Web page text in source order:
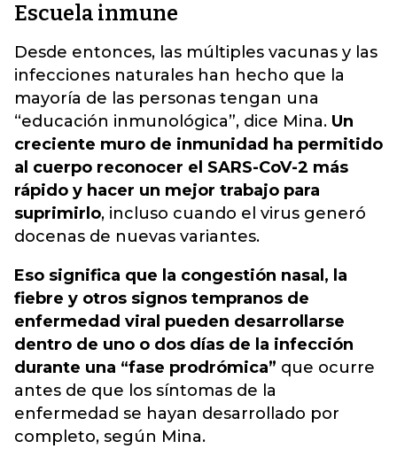
Escuela inmune
Desde entonces, las múltiples vacunas y las
infecciones naturales han hecho que la
mayoría de las personas tengan una
“educación inmunológica”, dice Mina. Un
creciente muro de inmunidad ha permitido
al cuerpo reconocer el SARS-CoV-2 más
rápido y hacer un mejor trabajo para
suprimirlo, incluso cuando el virus generó
docenas de nuevas variantes.
Eso significa que la congestión nasal, la
fiebre y otros signos tempranos de
enfermedad viral pueden desarrollarse
dentro de uno o dos días de la infección
durante una “fase prodrómica” que ocurre
antes de que los síntomas de la
enfermedad se hayan desarrollado por
completo, según Mina.